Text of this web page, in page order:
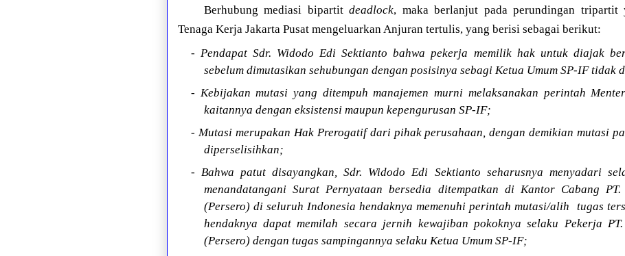
Berhubung mediasi bipartitdeadlock, maka berlanjut pada perundingan tripartit
Tenaga Kerja Jakarta Pusat mengeluarkan Anjuran tertulis, yang berisi sebagai berikut:
- Pendapat Sdr. Widodo Edi Sektianto bahwa pekerja memilik hak untuk diajak
sebelum dimutasikan sehubungan dengan posisinya sebagi Ketua Umum SP-IF tidak
- Kebijakan mutasi yang ditempuh manajemen murni melaksanakan perintah
kaitannya dengan eksistensi maupun kepengurusan SP-IF;
- Mutasi merupakan Hak Prerogatif dari pihak perusahaan, dengan demikian mutasi
diperselisihkan;
- Bahwa patut disayangkan, Sdr. Widodo Edi Sektianto seharusnya menyadari
menandatangani Surat Pernyataan bersedia ditempatkan di Kantor Cabang
(Persero) di seluruh Indonesia hendaknya memenuhi perintah mutasi/alih tugas
hendaknya dapat memilah secara jernih kewajiban pokoknya selaku Pekerja
(Persero) dengan tugas sampingannya selaku Ketua Umum SP-IF;